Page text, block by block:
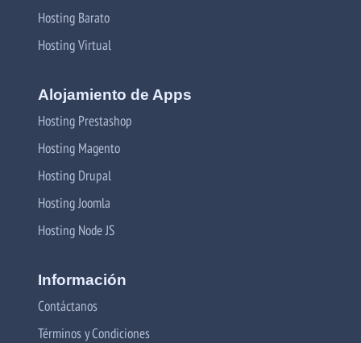
Hosting Barato
Hosting Virtual
Alojamiento de Apps
Hosting Prestashop
Hosting Magento
Hosting Drupal
Hosting Joomla
Hosting Node JS
Información
Contáctanos
Términos y Condiciones